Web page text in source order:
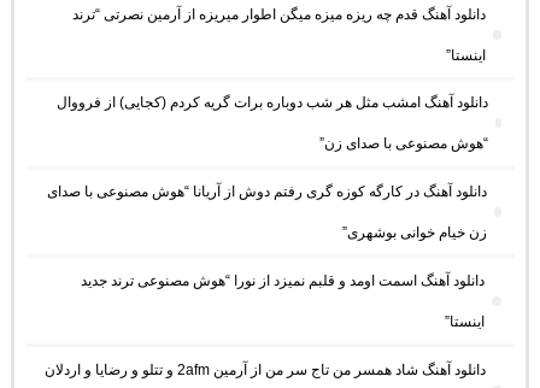
دانلود آهنگ ﻗﺪم ﭼﻪ رﻳﺰه ﻣﻴﺰه ﻣﻴﮕﻦ اﻃﻮار ﻣﻴﺮﻳﺰه از آرمین نصرتی “ترند
اینستا”
دانلود آهنگ امشب مثل هر شب دوباره برات گریه کردم (کجایی) از فرووال
“هوش مصنوعی با صدای زن”
دانلود آهنگ در کارگه کوزه گری رفتم دوش از آریانا “هوش مصنوعی با صدای
زن خیام خوانی بوشهری”
دانلود آهنگ اسمت اومد و قلبم نمیزد از نورا “هوش مصنوعی ترند جدید
اینستا”
دانلود آهنگ شاد همسر من تاج سر من از آرمین 2afm و تتلو و رضایا و اردلان